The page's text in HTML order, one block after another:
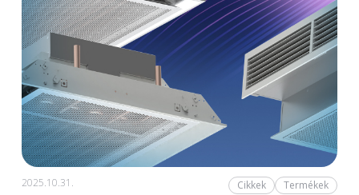
2025.10.31. Cikkek Termékek